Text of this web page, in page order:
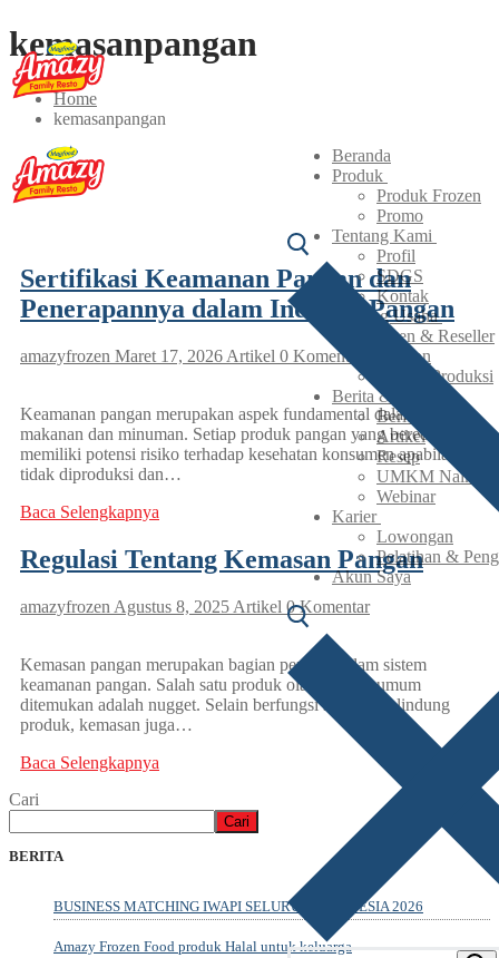
Lompat
ke
konten
Menu
Tutup
Beranda
Produk
Produk Frozen
Promo
Tentang Kami
Profil
SDGS
Kontak
Peluang Usaha
Agen & Reseller
Maklon
Lisensi Produksi
Berita & Artikel
Berita
Artikel
Resep
UMKM Naik
Webinar
Karier
Lowongan
Pelatihan &
Akun Saya
kemasanpangan
Home
kemasanpangan
Sertifikasi Keamanan Pangan dan
Penerapannya dalam Industri Pangan
amazyfrozen Maret 17, 2026 Artikel 0 Komentar
Keamanan pangan merupakan aspek fundamental dalam industri
makanan dan minuman. Setiap produk pangan yang beredar
memiliki potensi risiko terhadap kesehatan konsumen apabila
tidak diproduksi dan…
Baca Selengkapnya
Regulasi Tentang Kemasan Pangan
amazyfrozen Agustus 8, 2025 Artikel 0 Komentar
Kemasan pangan merupakan bagian penting dalam sistem
keamanan pangan. Salah satu produk olahan yang umum
ditemukan adalah nugget. Selain berfungsi sebagai pelindung
produk, kemasan juga…
Baca Selengkapnya
Cari
Cari
BERITA
BUSINESS MATCHING IWAPI SELURUH INDONESIA 2026
Amazy Frozen Food produk Halal untuk keluarga